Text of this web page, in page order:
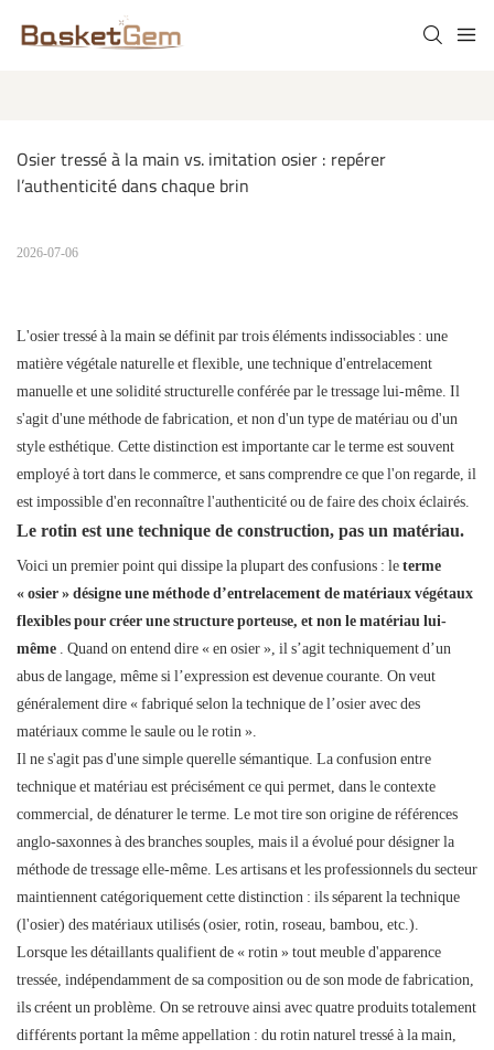
Osier tressé à la main vs. imitation osier : repérer
l’authenticité dans chaque brin
2026-07-06
L'osier tressé à la main se définit par trois éléments indissociables : une
matière végétale naturelle et flexible, une technique d'entrelacement
manuelle et une solidité structurelle conférée par le tressage lui-même. Il
s'agit d'une méthode de fabrication, et non d'un type de matériau ou d'un
style esthétique. Cette distinction est importante car le terme est souvent
employé à tort dans le commerce, et sans comprendre ce que l'on regarde, il
est impossible d'en reconnaître l'authenticité ou de faire des choix éclairés.
Le rotin est une technique de construction, pas un matériau.
Voici un premier point qui dissipe la plupart des confusions : leterme
« osier » désigne une méthode d’entrelacement de matériaux végétaux
flexibles pour créer une structure porteuse, et non le matériau lui-
même . Quand on entend dire « en osier », il s’agit techniquement d’un
abus de langage, même si l’expression est devenue courante. On veut
généralement dire « fabriqué selon la technique de l’osier avec des
matériaux comme le saule ou le rotin ».
Il ne s'agit pas d'une simple querelle sémantique. La confusion entre
technique et matériau est précisément ce qui permet, dans le contexte
commercial, de dénaturer le terme. Le mot tire son origine de références
anglo-saxonnes à des branches souples, mais il a évolué pour désigner la
méthode de tressage elle-même. Les artisans et les professionnels du secteur
maintiennent catégoriquement cette distinction : ils séparent la technique
(l'osier) des matériaux utilisés (osier, rotin, roseau, bambou, etc.).
Lorsque les détaillants qualifient de « rotin » tout meuble d'apparence
tressée, indépendamment de sa composition ou de son mode de fabrication,
ils créent un problème. On se retrouve ainsi avec quatre produits totalement
différents portant la même appellation : du rotin naturel tressé à la main,